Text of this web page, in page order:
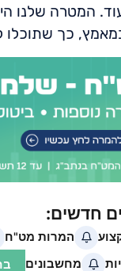
המטרה שלנו
כך